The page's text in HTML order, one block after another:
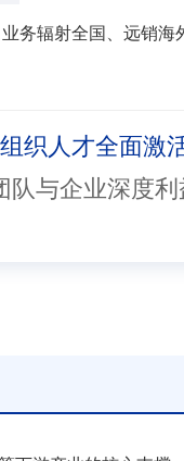
务辐射全国、远销海
组织人才全面激
队与企业深度利